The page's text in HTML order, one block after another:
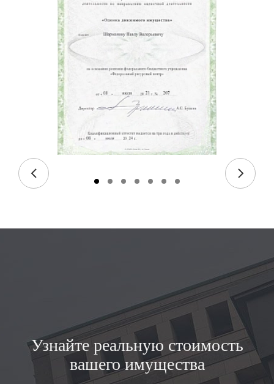
Узнайте реальную стоимость
вашего имущества